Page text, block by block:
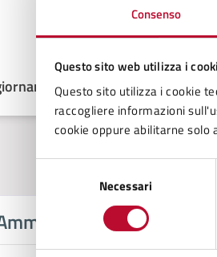
Consenso
Questo sito web utilizza i
Questo sito utilizza i cookie
raccogliere informazioni
cookie oppure abilitarne solo
Necessari
20/11/2025, 12:26